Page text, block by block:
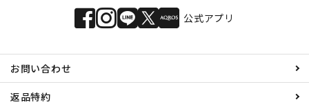
公式アプリ
お問い合わせ
返品特約